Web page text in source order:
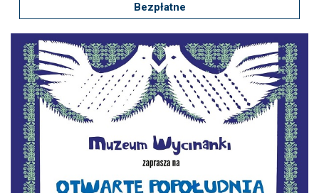
spellcheck
Kontrast kolorów
brightness_high brightness_low
Ciemny kontrast
Odnośniki
Bezpłatne